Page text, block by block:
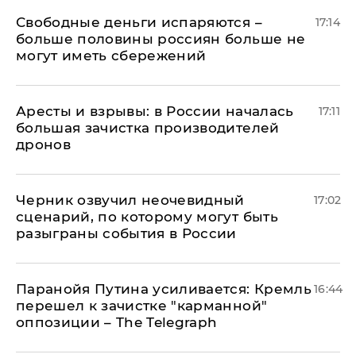
Свободные деньги испаряются –
больше половины россиян больше не
могут иметь сбережений
17:14
Аресты и взрывы: в России началась
большая зачистка производителей
дронов
17:11
Черник озвучил неочевидный
сценарий, по которому могут быть
разыграны события в России
17:02
Паранойя Путина усиливается: Кремль
перешел к зачистке "карманной"
оппозиции – The Telegraph
16:44